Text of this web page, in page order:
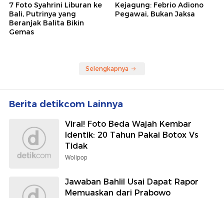
7 Foto Syahrini Liburan ke
Bali, Putrinya yang
Beranjak Balita Bikin
Gemas
Kejagung: Febrio Adiono
Pegawai, Bukan Jaksa
Selengkapnya
Berita detikcom Lainnya
Viral! Foto Beda Wajah Kembar
Identik: 20 Tahun Pakai Botox Vs
Tidak
Wolipop
Jawaban Bahlil Usai Dapat Rapor
Memuaskan dari Prabowo